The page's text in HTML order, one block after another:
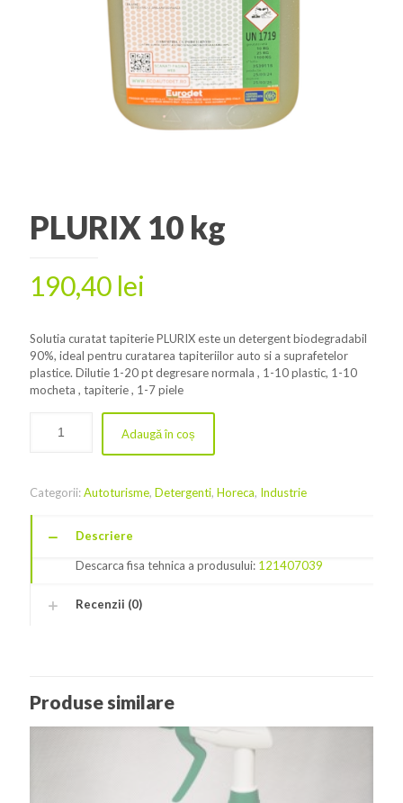
PLURIX 10 kg
190,40 lei
Solutia curatat tapiterie PLURIX este un detergent biodegradabil
90%, ideal pentru curatarea tapiteriilor auto si a suprafetelor
plastice. Dilutie 1-20 pt degresare normala , 1-10 plastic, 1-10
mocheta , tapiterie , 1-7 piele
Adaugă în coș
Categorii:Autoturisme, Detergenti, Horeca, Industrie
Descriere
Descarca fisa tehnica a produsului: 121407039
Recenzii (0)
Produse similare